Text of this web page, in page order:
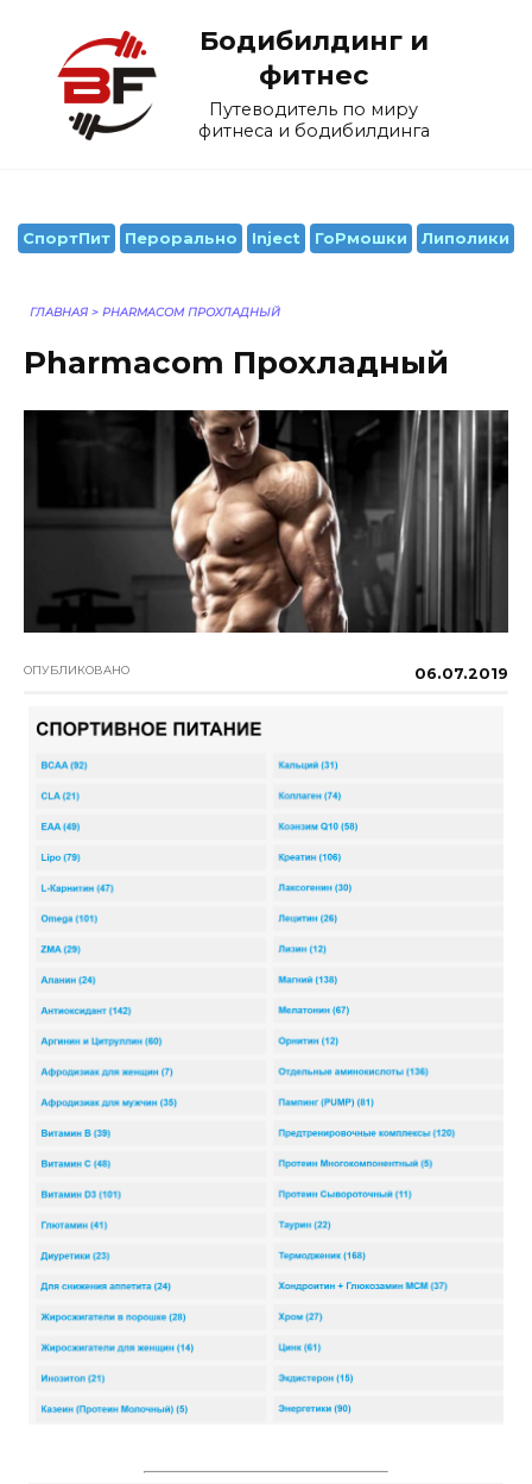
содержанию
Бодибилдинг и
фитнес
Путеводитель по миру
фитнеса и бодибилдинга
СпортПит Перорально Inject ГоРмошки Липолики
ГЛАВНАЯ > PHARMACOM ПРОХЛАДНЫЙ
Pharmacom Прохладный
ОПУБЛИКОВАНО 06.07.2019